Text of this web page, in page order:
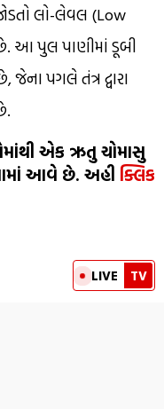
લો-લેવલ (Low
આ પુલ પાણીમાં ડૂબી
પગલે તંત્ર દ્વારા
એક ઋતુ ચોમાસુ
આવે છે. અહી ક્લિક
LIVE TV